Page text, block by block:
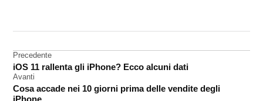
iPhone
Navigazione
articoli
Precedente
iOS 11 rallenta gli iPhone? Ecco alcuni dati
Avanti
Cosa accade nei 10 giorni prima delle vendite degli
iPhone